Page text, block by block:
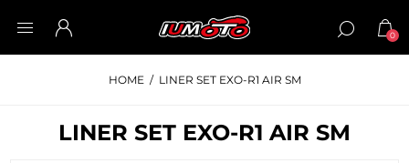
0
HOME / LINER SET EXO-R1 AIR SM
LINER SET EXO-R1 AIR SM